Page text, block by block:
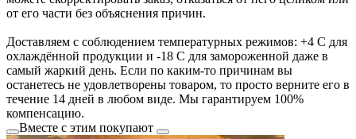
от его части без объяснения причин.
Доставляем с соблюдением температурных режимов: +4 С для
охлаждённой продукции и -18 С для замороженной даже в
самый жаркий день. Если по каким-то причинам вы
останетесь не удовлетворены товаром, то просто верните его в
течение 14 дней в любом виде. Мы гарантируем 100%
компенсацию.
Вместе с этим покупают